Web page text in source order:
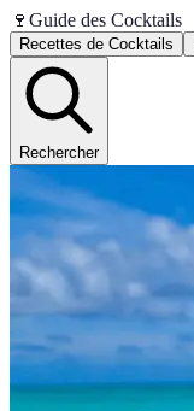
🍷 Guide des Cocktails
Recettes de Cocktails
Rechercher